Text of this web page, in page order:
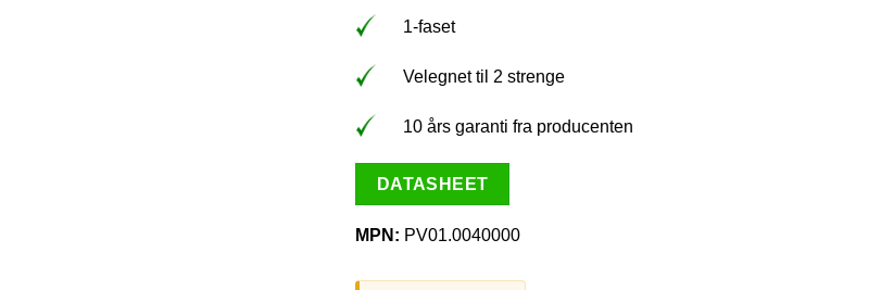
1-faset
Velegnet til 2 strenge
10 års garanti fra producenten
DATASHEET
MPN: PV01.0040000